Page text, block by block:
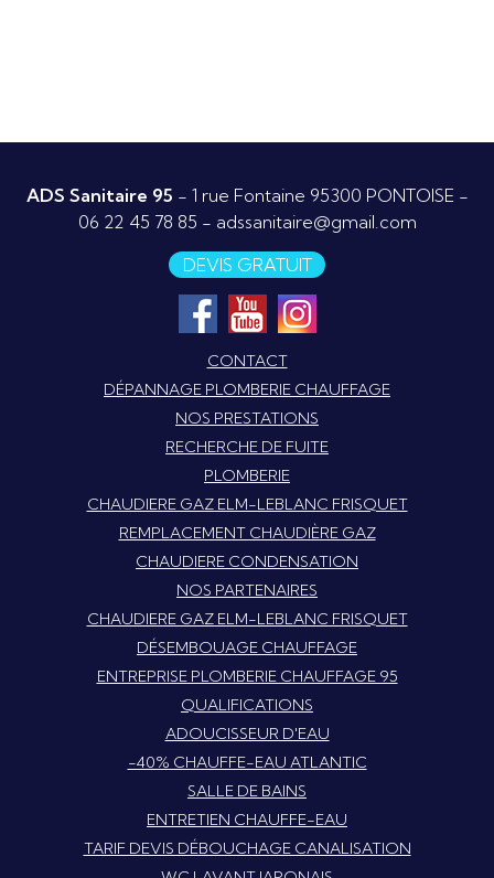
ADS Sanitaire 95 - 1 rue Fontaine 95300 PONTOISE -
06 22 45 78 85 - adssanitaire@gmail.com
DEVIS GRATUIT
CONTACT
DÉPANNAGE PLOMBERIE CHAUFFAGE
NOS PRESTATIONS
RECHERCHE DE FUITE
PLOMBERIE
CHAUDIERE GAZ ELM-LEBLANC FRISQUET
REMPLACEMENT CHAUDIÈRE GAZ
CHAUDIERE CONDENSATION
NOS PARTENAIRES
CHAUDIERE GAZ ELM-LEBLANC FRISQUET
DÉSEMBOUAGE CHAUFFAGE
ENTREPRISE PLOMBERIE CHAUFFAGE 95
QUALIFICATIONS
ADOUCISSEUR D'EAU
-40% CHAUFFE-EAU ATLANTIC
SALLE DE BAINS
ENTRETIEN CHAUFFE-EAU
TARIF DEVIS DÉBOUCHAGE CANALISATION